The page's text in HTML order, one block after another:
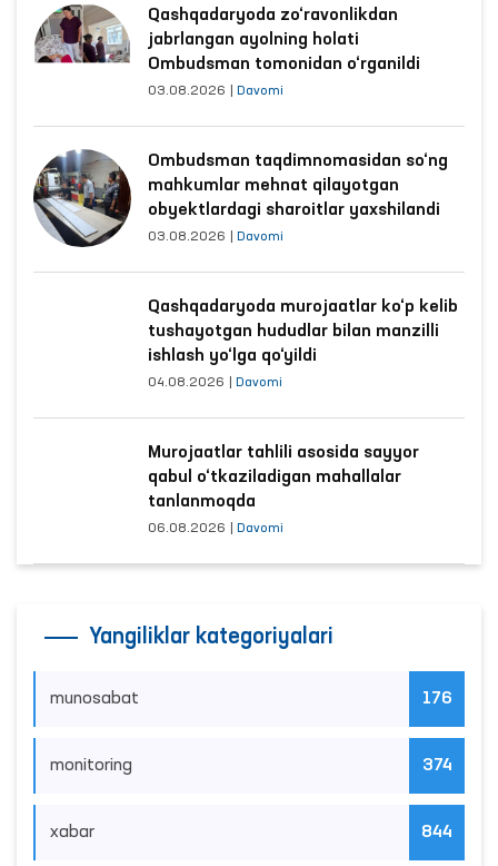
Qashqadaryoda zo‘ravonlikdan
jabrlangan ayolning holati
Ombudsman tomonidan o‘rganildi
03.08.2026 Davomi
Ombudsman taqdimnomasidan so‘ng
mahkumlar mehnat qilayotgan
obyektlardagi sharoitlar yaxshilandi
03.08.2026 Davomi
Qashqadaryoda murojaatlar ko‘p kelib
tushayotgan hududlar bilan manzilli
ishlash yo‘lga qo‘yildi
04.08.2026 Davomi
Murojaatlar tahlili asosida sayyor
qabul o‘tkaziladigan mahallalar
tanlanmoqda
06.08.2026 Davomi
Yangiliklar kategoriyalari
munosabat 176
monitoring 374
xabar 844